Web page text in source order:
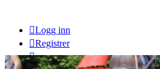
Logg inn
Registrer